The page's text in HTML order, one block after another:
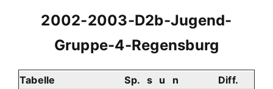
2002-2003-D2b-Jugend-
Gruppe-4-Regensburg
Tabelle Sp. s u n
Diff.